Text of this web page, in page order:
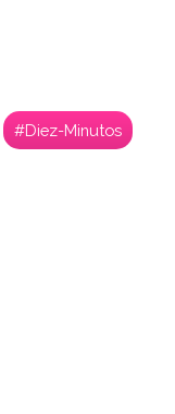
#Diez-Minutos